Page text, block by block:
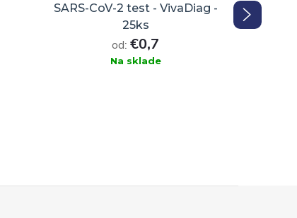
SARS-CoV-2 test - VivaDiag -
25ks
od: €0,7
Na sklade